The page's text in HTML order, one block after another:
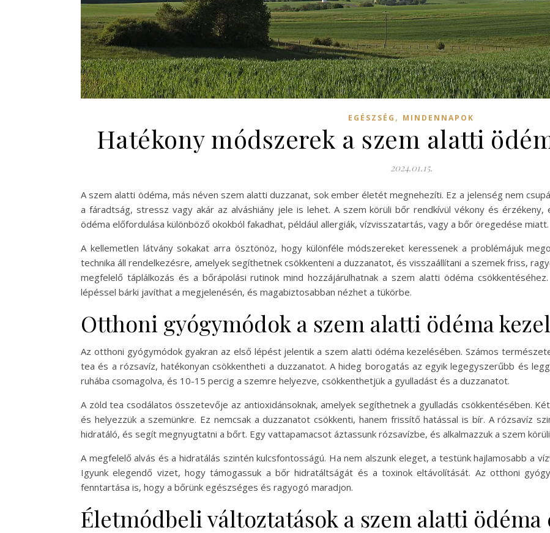
EGÉSZSÉG , MINDENNAPOK
Hatékony módszerek a szem alatti
2024.01.15.
A szem alatti ödéma, más néven szem alatti duzzanat, sok ember életét megnehezíti. Ez a jelenség nem
a fáradtság, stressz vagy akár az alváshiány jele is lehet. A szem körüli bőr rendkívül vékony és
ödéma előfordulása különböző okokból fakadhat, például allergiák, vízvisszatartás, vagy a bőr öregedése miatt.
A kellemetlen látvány sokakat arra ösztönöz, hogy különféle módszereket keressenek a problémájuk
technika áll rendelkezésre, amelyek segíthetnek csökkenteni a duzzanatot, és visszaállítani a szemek friss,
megfelelő táplálkozás és a bőrápolási rutinok mind hozzájárulhatnak a szem alatti ödéma
lépéssel bárki javíthat a megjelenésén, és magabiztosabban nézhet a tükörbe.
Otthoni gyógymódok a szem alatti ödéma
Az otthoni gyógymódok gyakran az első lépést jelentik a szem alatti ödéma kezelésében. Számos
tea és a rózsavíz, hatékonyan csökkentheti a duzzanatot. A hideg borogatás az egyik legegyszerűbb és
ruhába csomagolva, és 10-15 percig a szemre helyezve, csökkenthetjük a gyulladást és a duzzanatot.
A zöld tea csodálatos összetevője az antioxidánsoknak, amelyek segíthetnek a gyulladás csökkentésében.
és helyezzük a szemünkre. Ez nemcsak a duzzanatot csökkenti, hanem frissítő hatással is bír. A rózsavíz
hidratáló, és segít megnyugtatni a bőrt. Egy vattapamacsot áztassunk rózsavízbe, és alkalmazzuk a szem
A megfelelő alvás és a hidratálás szintén kulcsfontosságú. Ha nem alszunk eleget, a testünk hajlamosabb a
Igyunk elegendő vizet, hogy támogassuk a bőr hidratáltságát és a toxinok eltávolítását. Az otthoni
fenntartása is, hogy a bőrünk egészséges és ragyogó maradjon.
Életmódbeli változtatások a szem alatti ödéma